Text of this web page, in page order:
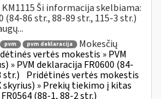
Ši informacija skelbiama:
(84-86 str., 88-89 str., 115-3 str.)
pvm pvm deklaracija
Mokesčių
vertės mokestis » PVM
» PVM deklaracija FR0600 (84-
str.) Pridėtinės vertės mokestis
skyrius) » Prekių tiekimo į kitas
(88-1, 88-2 str.)